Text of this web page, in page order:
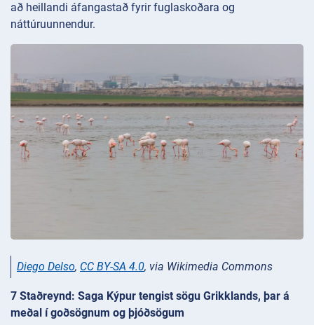
að heillandi áfangastað fyrir fuglaskoðara og
náttúruunnendur.
Diego Delso, CC BY-SA 4.0, via Wikimedia Commons
7 Staðreynd: Saga Kýpur tengist sögu Grikklands, þar á
meðal í goðsögnum og þjóðsögum